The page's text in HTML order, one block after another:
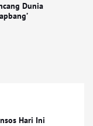
Dunia
Hari Ini